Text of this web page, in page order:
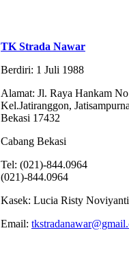
TK Strada Nawar
Berdiri: 1 Juli 1988
Alamat: Jl. Raya Hankam
Kel.Jatiranggon,
Bekasi 17432
Cabang Bekasi
Tel: (021)-844.0964
(021)-844.0964
Kasek: Lucia Risty Noviyanti
Email: